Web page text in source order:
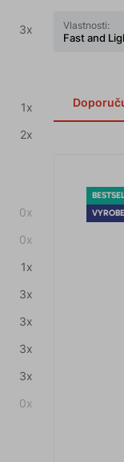
3x
1x
2x
0x
0x
1x
3x
3x
3x
3x
0x
Vlastnosti:
Fast and